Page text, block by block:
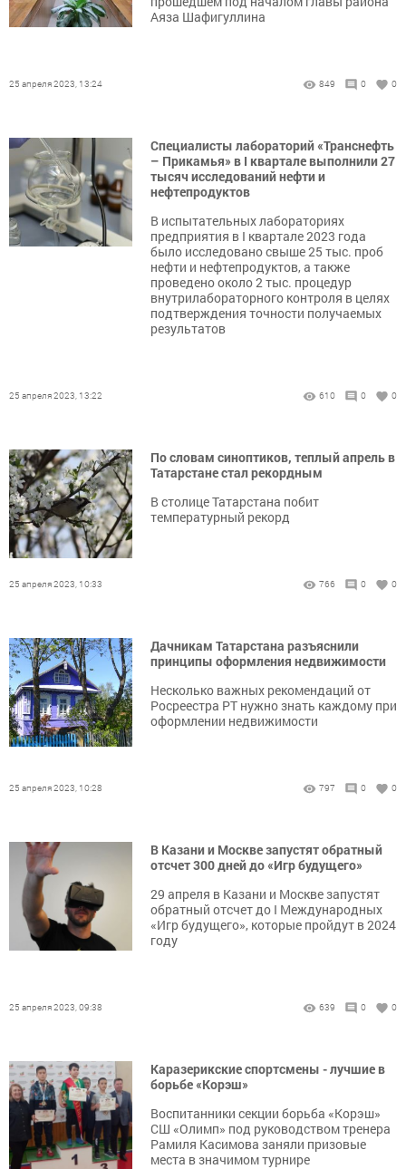
Аяза Шафигуллина
25 апреля 2023, 13:24 849 0 0
Специалисты лабораторий «Транснефть
– Прикамья» в I квартале выполнили 27
тысяч исследований нефти и
нефтепродуктов
В испытательных лабораториях
предприятия в I квартале 2023 года
было исследовано свыше 25 тыс. проб
нефти и нефтепродуктов, а также
проведено около 2 тыс. процедур
внутрилабораторного контроля в целях
подтверждения точности получаемых
результатов
25 апреля 2023, 13:22 610 0 0
По словам синоптиков, теплый апрель в
Татарстане стал рекордным
В столице Татарстана побит
температурный рекорд
25 апреля 2023, 10:33 766 0 0
Дачникам Татарстана разъяснили
принципы оформления недвижимости
Несколько важных рекомендаций от
Росреестра РТ нужно знать каждому при
оформлении недвижимости
25 апреля 2023, 10:28 797 0 0
В Казани и Москве запустят обратный
отсчет 300 дней до «Игр будущего»
29 апреля в Казани и Москве запустят
обратный отсчет до I Международных
«Игр будущего», которые пройдут в 2024
году
25 апреля 2023, 09:38 639 0 0
Каразерикские спортсмены - лучшие в
борьбе «Корэш»
Воспитанники секции борьба «Корэш»
СШ «Олимп» под руководством тренера
Рамиля Касимова заняли призовые
места в значимом турнире